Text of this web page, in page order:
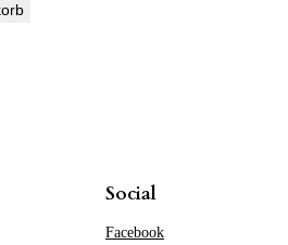
Social
Facebook